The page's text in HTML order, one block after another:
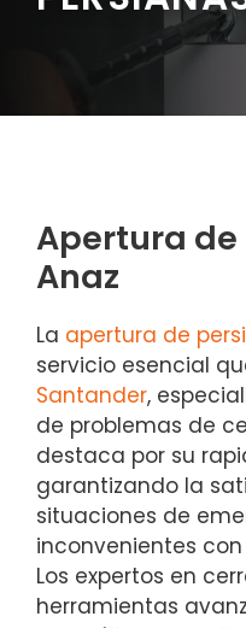
Apertura
Anaz
La apertura de
servicio esencial
Santander,
de problemas de
destaca por su
garantizando la
situaciones de
inconvenientes
Los expertos en
herramientas